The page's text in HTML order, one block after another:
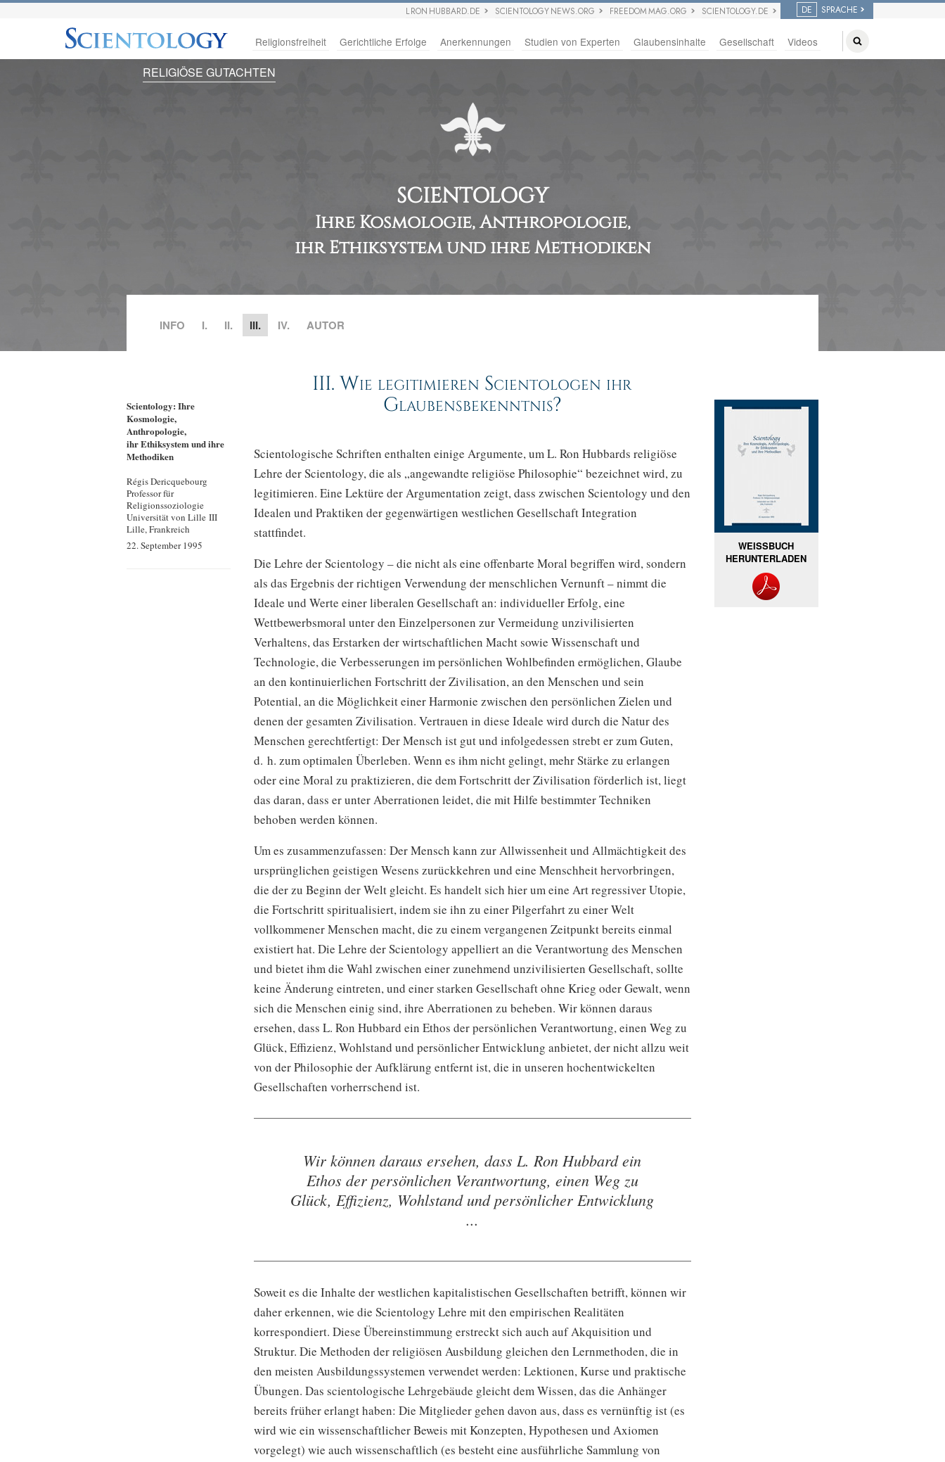
L RON HUBBARD.DE SCIENTOLOGY NEWS.ORG FREEDOM MAG.ORG SCIENTOLOGY.DE DE SPRACHE
Religionsfreiheit Gerichtliche Erfolge Anerkennungen Studien von Experten Glaubensinhalte Gesellschaft Videos
RELIGIÖSE GUTACHTEN
SCIENTOLOGY
Ihre Kosmologie, Anthropologie,
ihr Ethiksystem und ihre Methodiken
INFO I. II. III. IV. AUTOR
Scientology: Ihre
Kosmologie,
Anthropologie,
ihr Ethiksystemund ihre
Methodiken
Régis Dericquebourg
Professor für
Religionssoziologie
Universität von Lille III
Lille, Frankreich
22. September 1995
III. Wie legitimieren Scientologen ihr
Glaubensbekenntnis?
Scientologische Schriften enthalten einige Argumente, um L. Ron Hubbards religiöse
Lehre der Scientology, die als „angewandte religiöse Philosophie“ bezeichnet wird, zu
legitimieren. Eine Lektüre der Argumentation zeigt, dass zwischen Scientology und den
Idealen und Praktiken der gegenwärtigen westlichen Gesellschaft Integration
stattfindet.
Die Lehre der Scientology – die nicht als eine offenbarte Moral begriffen wird, sondern
als das Ergebnis der richtigen Verwendung der menschlichen Vernunft – nimmt die
Ideale und Werte einer liberalen Gesellschaft an: individueller Erfolg, eine
Wettbewerbsmoral unter den Einzelpersonen zur Vermeidung unzivilisierten
Verhaltens, das Erstarken der wirtschaftlichen Macht sowie Wissenschaft und
Technologie, die Verbesserungen im persönlichen Wohlbefinden ermöglichen, Glaube
an den kontinuierlichen Fortschritt der Zivilisation, an den Menschen und sein
Potential, an die Möglichkeit einer Harmonie zwischen den persönlichen Zielen und
denen der gesamten Zivilisation. Vertrauen in diese Ideale wird durch die Natur des
Menschen gerechtfertigt: Der Mensch ist gut und infolgedessen strebt er zum Guten,
d. h. zum optimalen Überleben. Wenn es ihm nicht gelingt, mehr Stärke zu erlangen
oder eine Moral zu praktizieren, die dem Fortschritt der Zivilisation förderlich ist, liegt
das daran, dass er unter Aberrationen leidet, die mit Hilfe bestimmter Techniken
behoben werden können.
Um es zusammenzufassen: Der Mensch kann zur Allwissenheit und Allmächtigkeit des
ursprünglichen geistigen Wesens zurückkehren und eine Menschheit hervorbringen,
die der zu Beginn der Welt gleicht. Es handelt sich hier um eine Art regressiver Utopie,
die Fortschritt spiritualisiert, indem sie ihn zu einer Pilgerfahrt zu einer Welt
vollkommener Menschen macht, die zu einem vergangenen Zeitpunkt bereits einmal
existiert hat. Die Lehre der Scientology appelliert an die Verantwortung des Menschen
und bietet ihm die Wahl zwischen einer zunehmend unzivilisierten Gesellschaft, sollte
keine Änderung eintreten, und einer starken Gesellschaft ohne Krieg oder Gewalt, wenn
sich die Menschen einig sind, ihre Aberrationen zu beheben. Wir können daraus
ersehen, dass L. Ron Hubbard ein Ethos der persönlichen Verantwortung, einen Weg zu
Glück, Effizienz, Wohlstand und persönlicher Entwicklung anbietet, der nicht allzu weit
von der Philosophie der Aufklärung entfernt ist, die in unseren hochentwickelten
Gesellschaften vorherrschend ist.
Wir können daraus ersehen, dass L. Ron Hubbardein
Ethos der persönlichen Verantwortung, einen Weg zu
Glück, Effizienz, Wohlstand und persönlicher Entwicklung
...
Soweit es die Inhalte der westlichen kapitalistischen Gesellschaften betrifft, können wir
daher erkennen, wie die Scientology Lehre mit den empirischen Realitäten
korrespondiert. Diese Übereinstimmung erstreckt sich auch auf Akquisition und
Struktur. Die Methoden der religiösen Ausbildung gleichen den Lernmethoden, die in
den meisten Ausbildungssystemen verwendet werden: Lektionen, Kurse und praktische
Übungen. Das scientologische Lehrgebäude gleicht dem Wissen, das die Anhänger
bereits früher erlangt haben: Die Mitglieder gehen davon aus, dass es vernünftig ist (es
wird wie ein wissenschaftlicher Beweis mit Konzepten, Hypothesen und Axiomen
vorgelegt) wie auch wissenschaftlich (es besteht eine ausführliche Sammlung von
WEISSBUCH
HERUNTERLADEN